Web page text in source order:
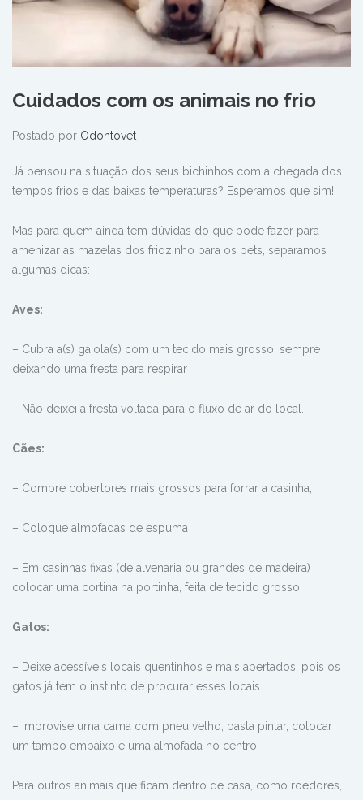
Cuidados com os animais no frio
Postado por Odontovet
Já pensou na situação dos seus bichinhos com a chegada dos
tempos frios e das baixas temperaturas? Esperamos que sim!
Mas para quem ainda tem dúvidas do que pode fazer para
amenizar as mazelas dos friozinho para os pets, separamos
algumas dicas:
Aves:
– Cubra a(s) gaiola(s) com um tecido mais grosso, sempre
deixando uma fresta para respirar
– Não deixei a fresta voltada para o fluxo de ar do local.
Cães:
– Compre cobertores mais grossos para forrar a casinha;
– Coloque almofadas de espuma
– Em casinhas fixas (de alvenaria ou grandes de madeira)
colocar uma cortina na portinha, feita de tecido grosso.
Gatos:
– Deixe acessíveis locais quentinhos e mais apertados, pois os
gatos já tem o instinto de procurar esses locais.
– Improvise uma cama com pneu velho, basta pintar, colocar
um tampo embaixo e uma almofada no centro.
Para outros animais que ficam dentro de casa, como roedores,